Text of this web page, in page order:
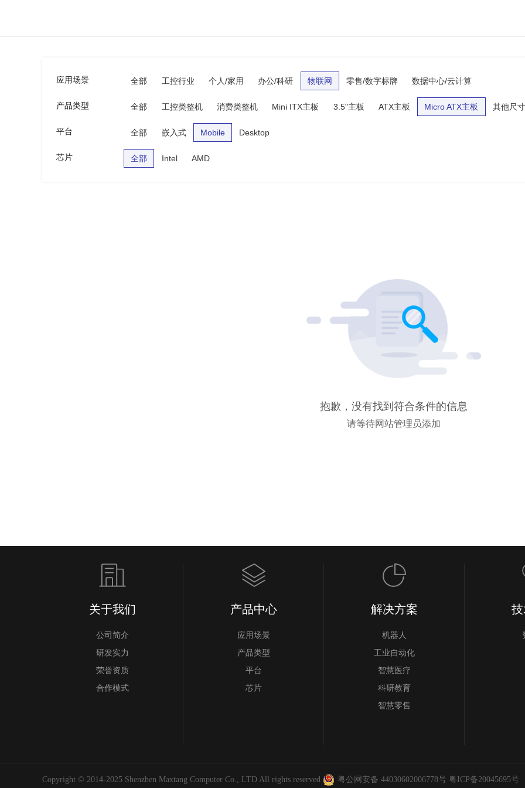
应用场景 全部 工控行业 个人/家用 办公/科研 物联网 零售/数字标牌 数据中心/云计算
产品类型 全部 工控类整机 消费类整机 Mini ITX主板 3.5"主板 ATX主板 Micro ATX主板 其他尺
平台 全部 嵌入式 Mobile Desktop
芯片 全部 Intel AMD
抱歉，没有找到符合条件的信息
请等待网站管理员添加
关于我们
公司简介
研发实力
荣誉资质
合作模式
产品中心
应用场景
产品类型
平台
芯片
解决方案
机器人
工业自动化
智慧医疗
科研教育
智慧零售
Copyright © 2014-2025 Shenzhen Maxtang Computer Co., LTD All rights reserved 粤公网安备 44030602006778号 粤ICP备20045695号